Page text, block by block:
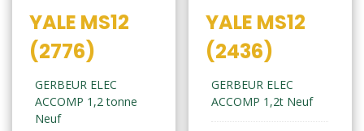
YALE MS12
(2776)
GERBEUR ELEC
ACCOMP 1,2 tonne
Neuf
YALE MS12
(2436)
GERBEUR ELEC
ACCOMP 1,2t Neuf